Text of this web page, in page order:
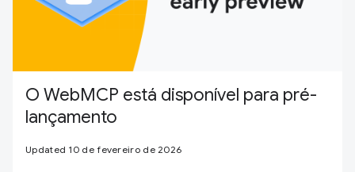
O WebMCP está disponível para pré-
lançamento
Updated 10 de fevereiro de 2026